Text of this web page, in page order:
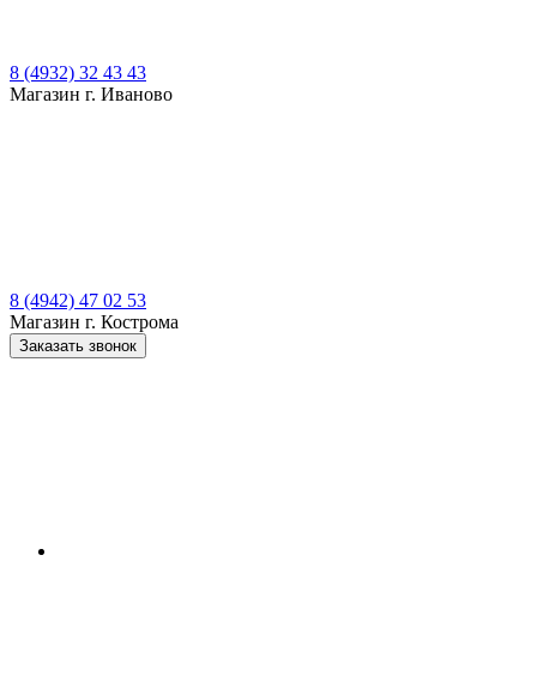
8 (4932) 32 43 43
Магазин г. Иваново
8 (4942) 47 02 53
Магазин г. Кострома
Заказать звонок